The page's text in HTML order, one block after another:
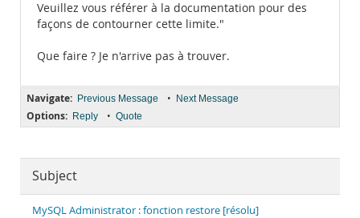
Veuillez vous référer à la documentation pour des
façons de contourner cette limite."
Que faire ? Je n'arrive pas à trouver.
Navigate: Previous Message • Next Message
Options: Reply • Quote
Subject
MySQL Administrator : fonction restore [résolu]